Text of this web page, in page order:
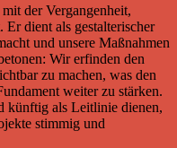
der Vergangenheit,
dient als gestalterischer
und unsere Maßnahmen
Wir erfinden den
zu machen, was den
weiter zu stärken.
künftig als Leitlinie dienen,
stimmig und